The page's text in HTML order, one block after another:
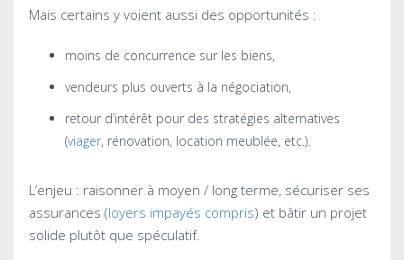
Mais certains y voient aussi des opportunités :
moins de concurrence sur les biens,
vendeurs plus ouverts à la négociation,
retour d’intérêt pour des stratégies alternatives
(viager, rénovation, location meublée, etc.).
L’enjeu : raisonner à moyen / long terme, sécuriser ses
assurances (loyers impayés compris) et bâtir un projet
solide plutôt que spéculatif.